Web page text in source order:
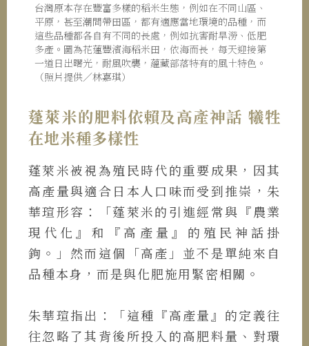
台灣原本存在豐富多樣的稻米生態，例如在不同山區、
平原，甚至潮間帶田區，都有適應當地環境的品種，而
這些品種都各自有不同的長處，例如抗害耐旱澇、低肥
多產。圖為花蓮豐濱海稻米田，依海而長，每天迎接第
一道日出曙光，耐風吹襲，蘊藏部落特有的風土特色。
（照片提供／林嘉琪）
蓬萊米的肥料依賴及高產神話 犧牲
在地米種多樣性
蓬萊米被視為殖民時代的重要成果，因其
高產量與適合日本人口味而受到推崇，朱
華瑄形容：「蓬萊米的引進經常與『農業
現代化』和『高產量』的殖民神話掛
鉤。」然而這個「高產」並不是單純來自
品種本身，而是與化肥施用緊密相關。
朱華瑄指出：「這種『高產量』的定義往
往忽略了其背後所投入的高肥料量、對環